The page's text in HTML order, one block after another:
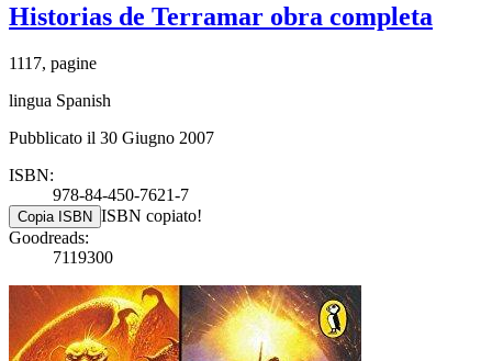
Historias de Terramar obra completa
1117, pagine
lingua Spanish
Pubblicato il 30 Giugno 2007
ISBN:
978-84-450-7621-7
Copia ISBN ISBN copiato!
Goodreads:
7119300